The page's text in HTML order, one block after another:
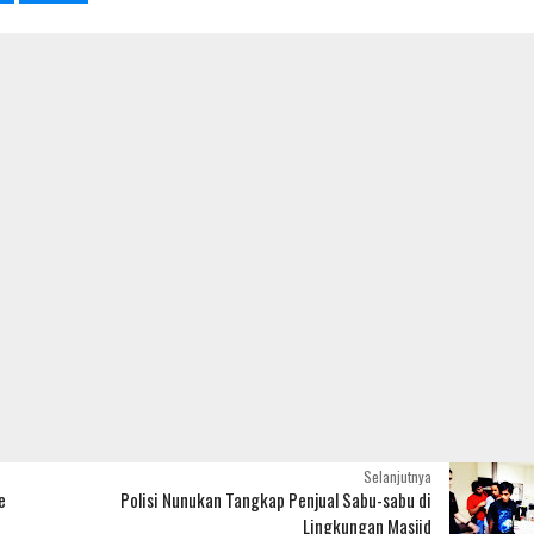
Selanjutnya
Polisi Nunukan Tangkap Penjual Sabu-sabu di
Lingkungan Masjid